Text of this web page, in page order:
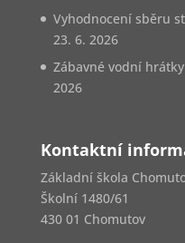
Vyhodnocení sběru
23. 6. 2026
Zábavné vodní
2026
Kontaktní
Základní škola
Školní 1480/61
430 01 Chomutov